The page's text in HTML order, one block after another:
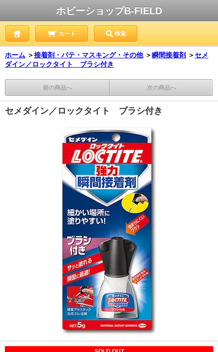
ホビーショップB-FIELD
カート 検索
ホーム ＞接着剤・パテ・マスキング・その他 ＞瞬間接着剤 ＞セメ
ダイン／ロックタイト ブラシ付き
前の商品へ 次の商品へ
セメダイン／ロックタイト ブラシ付き